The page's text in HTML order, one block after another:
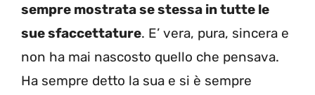
sempre mostrata se stessa in tutte le
sue sfaccettature. E’ vera, pura, sincera e
non ha mai nascosto quello che pensava.
Ha sempre detto la sua e si è sempre